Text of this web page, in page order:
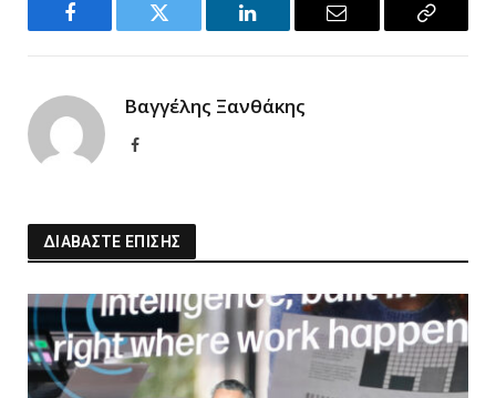
Facebook Twitter LinkedIn Email
Copy
Βαγγέλης Ξανθάκης
Facebook
ΔΙΑΒΑΣΤΕ ΕΠΙΣΗΣ